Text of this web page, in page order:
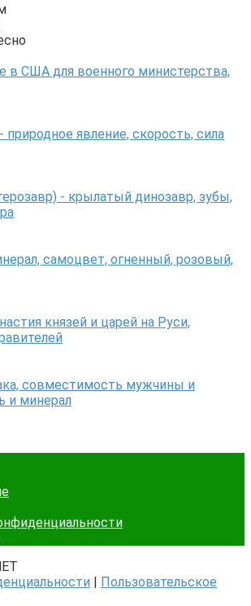
в США для военного министерства,
явление, скорость, сила
- крылатый динозавр, зубы,
самоцвет, огненный, розовый,
князей и царей на Руси,
совместимость мужчины и
и минерал
| Пользовательское